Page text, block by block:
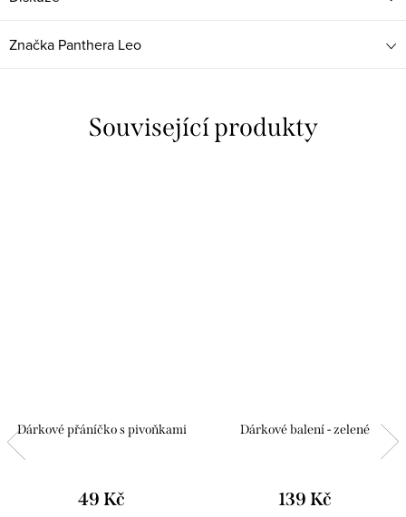
Značka Panthera Leo
Související produkty
Dárkové přáníčko s pivoňkami
49 Kč
Dárkové balení - zelené
139 Kč